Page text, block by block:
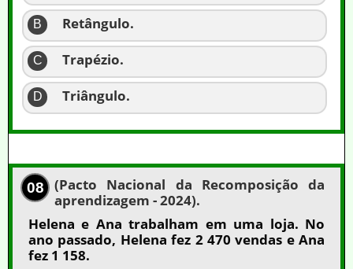
B Retângulo.
C Trapézio.
D Triângulo.
08
(Pacto Nacional da Recomposição da
aprendizagem - 2024).
Helena e Ana trabalham em uma loja. No
ano passado, Helena fez 2 470 vendas e Ana
fez 1 158.